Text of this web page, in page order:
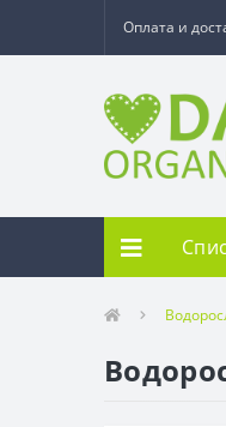
Оплата и